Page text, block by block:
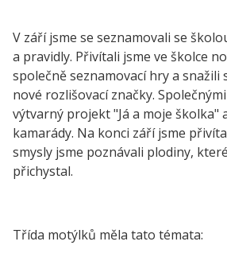
V září jsme se seznamovali se
a pravidly. Přivítali jsme ve školce
společně seznamovací hry a snažili
nové rozlišovací značky.
výtvarný projekt "Já a moje školka"
kamarády. Na konci září jsme
smysly jsme poznávali plodiny,
přichystal.
Třída motýlků měla tato témata: